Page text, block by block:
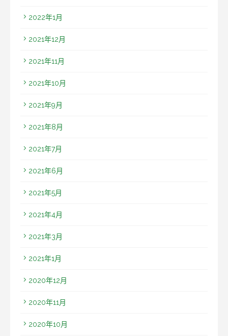
2022年1月
2021年12月
2021年11月
2021年10月
2021年9月
2021年8月
2021年7月
2021年6月
2021年5月
2021年4月
2021年3月
2021年1月
2020年12月
2020年11月
2020年10月